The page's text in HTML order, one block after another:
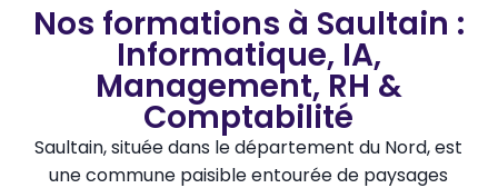
Nos formations à Saultain :
Informatique, IA,
Management, RH &
Comptabilité
Saultain, située dans le département du Nord, est
une commune paisible entourée de paysages